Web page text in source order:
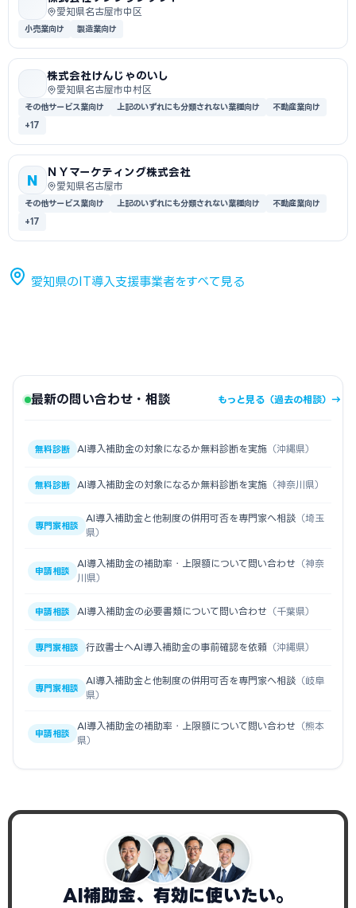
愛知県名古屋市中区
小売業向け 製造業向け
株式会社けんじゃのいし
愛知県名古屋市中村区
その他サービス業向け 上記のいずれにも分類されない業種向け
不動産業向け
+17
N
ＮＹマーケティング株式会社
愛知県名古屋市
その他サービス業向け 上記のいずれにも分類されない業種向け
不動産業向け
+17
愛知県のIT導入支援事業者をすべて見る
最新の問い合わせ・相談 もっと見る（過去の相談）→
無料診断 AI導入補助金の対象になるか無料診断を実施 （沖縄県）
無料診断 AI導入補助金の対象になるか無料診断を実施 （神奈川県）
専門家相談
AI導入補助金と他制度の併用可否を専門家へ相談 （埼玉
県）
申請相談
AI導入補助金の補助率・上限額について問い合わせ （神奈
川県）
申請相談 AI導入補助金の必要書類について問い合わせ （千葉県）
専門家相談 行政書士へAI導入補助金の事前確認を依頼 （沖縄県）
専門家相談
AI導入補助金と他制度の併用可否を専門家へ相談 （岐阜
県）
申請相談
AI導入補助金の補助率・上限額について問い合わせ （熊本
県）
AI補助金、有効に使いたい。